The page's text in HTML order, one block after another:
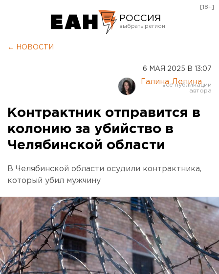
РОССИЯ
Курган
Оренбург
[18+]
← НОВОСТИ
6 МАЯ 2025 В 13:07
Галина Лепина
Контрактник отправится в
колонию за убийство в
Челябинской области
В Челябинской области осудили контрактника,
который убил мужчину